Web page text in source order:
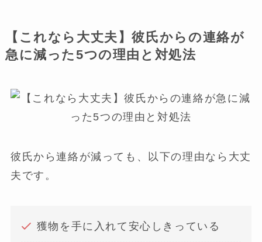
【これなら大丈夫】彼氏からの連絡が
急に減った5つの理由と対処法
彼氏から連絡が減っても、以下の理由なら大丈
夫です。
獲物を手に入れて安心しきっている